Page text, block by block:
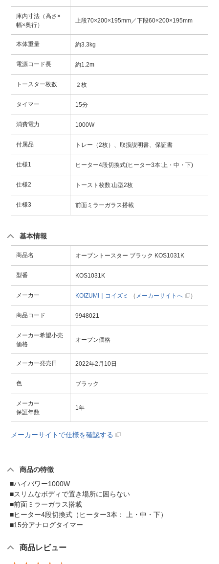
庫内寸法（高さ×
幅×奥行）
上段70×200×195mm／下段60×200×195mm
本体重量 約3.3kg
電源コード長 約1.2m
トースター枚数 ２枚
タイマー 15分
消費電力 1000W
付属品 トレー（2枚）、取扱説明書、保証書
仕様1 ヒーター4段切換式(ヒーター3本:上・中・下)
仕様2 トースト枚数:山型2枚
仕様3 前面ミラーガラス搭載
基本情報
商品名 オーブントースター ブラック KOS1031K
型番 KOS1031K
メーカー KOIZUMI｜コイズミ （ メーカーサイトへ ）
商品コード 9948021
メーカー希望小売
価格
オープン価格
メーカー発売日 2022年2月10日
色 ブラック
メーカー
保証年数
1年
メーカーサイトで仕様を確認する
商品の特徴
■ハイパワー1000W
■スリムなボディで置き場所に困らない
■前面ミラーガラス搭載
■ヒーター4段切換式（ヒーター3本： 上・中・下）
■15分アナログタイマー
商品レビュー